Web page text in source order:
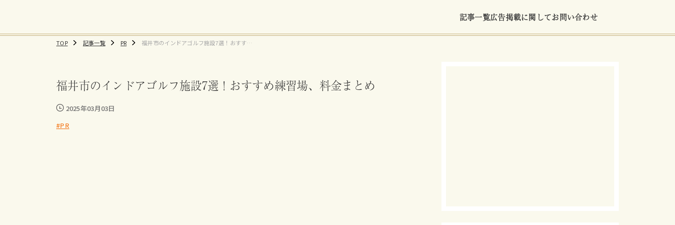
記事一覧広告掲載に関してお問い合わせ
TOP 記事一覧 PR
福井市のインドアゴルフ施設7選！おすすめ
福井市のインドアゴルフ施設7選！おすすめ練習場、料金まとめ
2025年03月03日
#PR